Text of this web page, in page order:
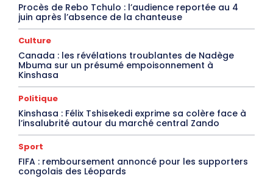
Procès de Rebo Tchulo : l’audience reportée au 4
juin après l’absence de la chanteuse
Culture
Canada : les révélations troublantes de Nadège
Mbuma sur un présumé empoisonnement à
Kinshasa
Politique
Kinshasa : Félix Tshisekedi exprime sa colère face à
l’insalubrité autour du marché central Zando
Sport
FIFA : remboursement annoncé pour les supporters
congolais des Léopards